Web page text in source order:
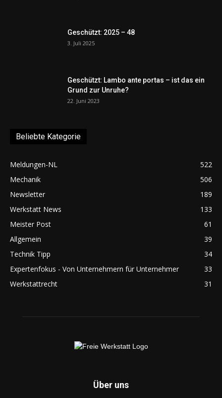
Geschützt: 2025 – 48
3. Juli 2025
Geschützt: Lambo ante portas – ist das ein
Grund zur Unruhe?
22. Juni 2023
Beliebte Kategorie
Meldungen-NL
522
Mechanik
506
Newsletter
189
Werkstatt News
133
Meister Post
61
Allgemein
39
Technik Tipp
34
Expertenfokus - Von Unternehmern für Unternehmer
33
Werkstattrecht
31
Über uns